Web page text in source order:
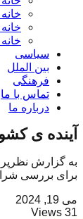
خانه
سیاسی
بین الملل
فرهنگی
تماس با ما
درباره ما
آینده ی
به گزارش
برای بررسی
می 19, 2024
31 Views